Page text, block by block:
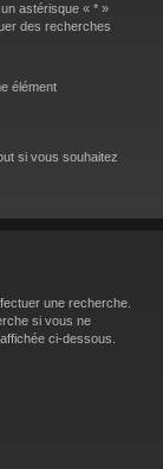
astérisque « * »
des recherches
élément
si vous souhaitez
une recherche.
si vous ne
ci-dessous.